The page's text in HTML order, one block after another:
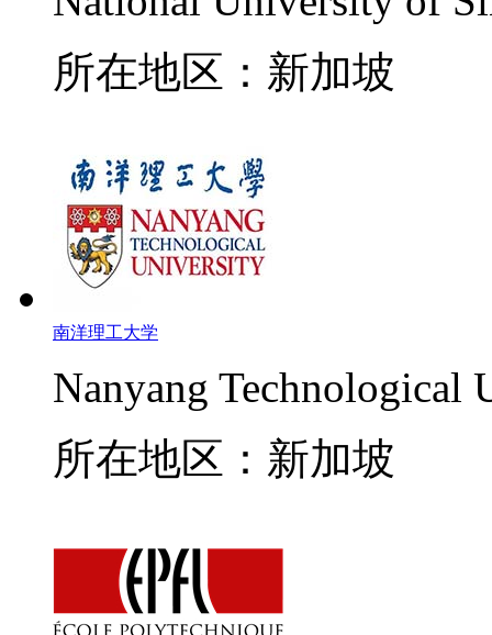
所在地区：新加坡
南洋理工大学
Nanyang Technological
所在地区：新加坡